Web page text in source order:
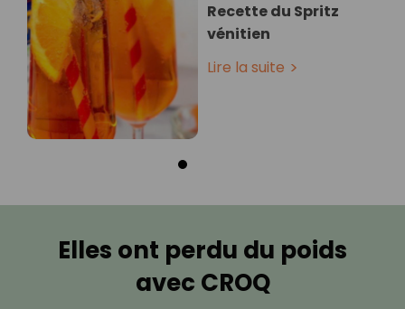
Recette du Spritz
vénitien
Lire la suite
Elles ont perdu du poids
avec CROQ